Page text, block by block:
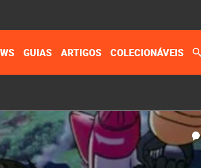
GUIAS ARTIGOS COLECIONÁVEIS